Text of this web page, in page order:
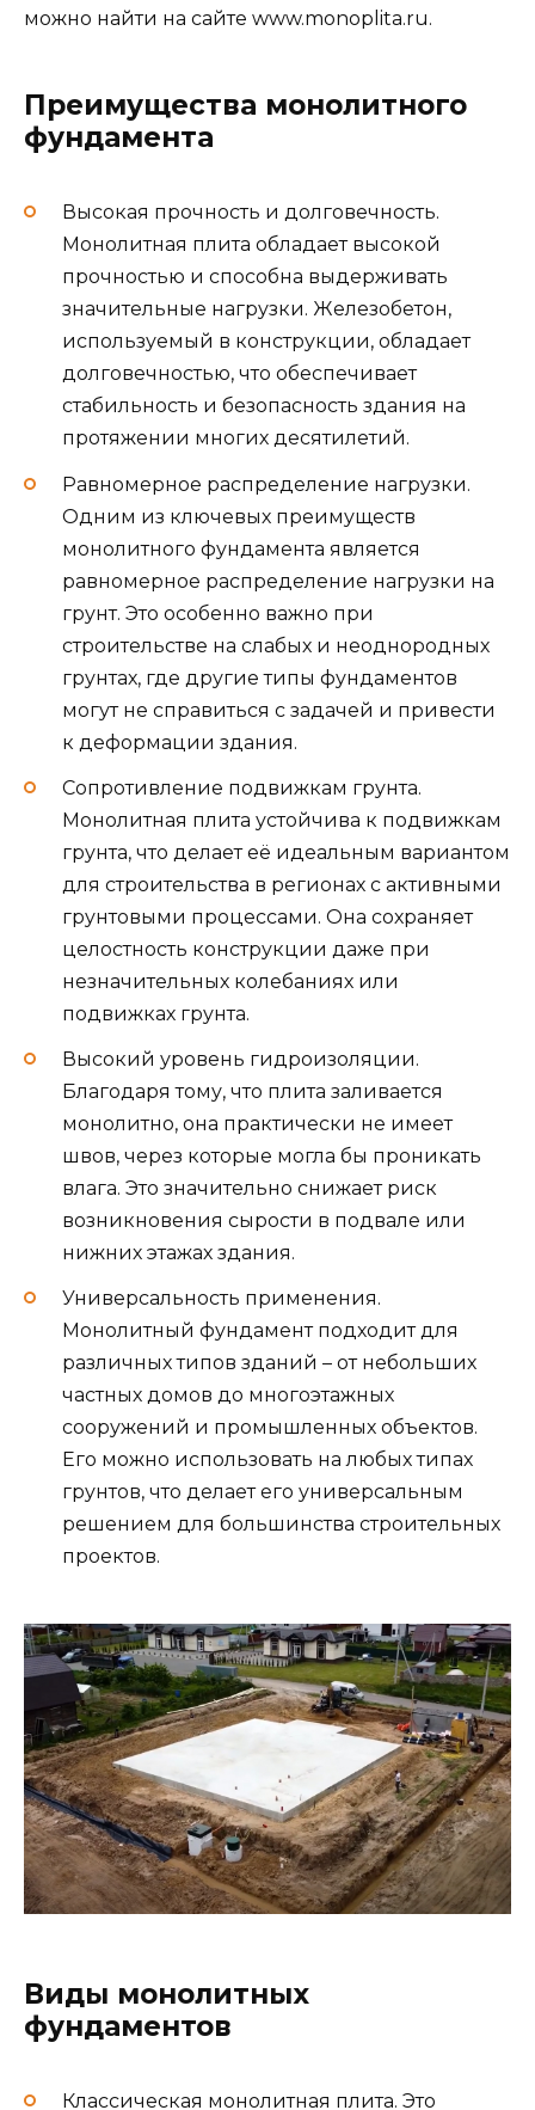
можно найти на сайте www.monoplita.ru.
Преимущества монолитного
фундамента
Высокая прочность и долговечность.
Монолитная плита обладает высокой
прочностью и способна выдерживать
значительные нагрузки. Железобетон,
используемый в конструкции, обладает
долговечностью, что обеспечивает
стабильность и безопасность здания на
протяжении многих десятилетий.
Равномерное распределение нагрузки.
Одним из ключевых преимуществ
монолитного фундамента является
равномерное распределение нагрузки на
грунт. Это особенно важно при
строительстве на слабых и неоднородных
грунтах, где другие типы фундаментов
могут не справиться с задачей и привести
к деформации здания.
Сопротивление подвижкам грунта.
Монолитная плита устойчива к подвижкам
грунта, что делает её идеальным вариантом
для строительства в регионах с активными
грунтовыми процессами. Она сохраняет
целостность конструкции даже при
незначительных колебаниях или
подвижках грунта.
Высокий уровень гидроизоляции.
Благодаря тому, что плита заливается
монолитно, она практически не имеет
швов, через которые могла бы проникать
влага. Это значительно снижает риск
возникновения сырости в подвале или
нижних этажах здания.
Универсальность применения.
Монолитный фундамент подходит для
различных типов зданий – от небольших
частных домов до многоэтажных
сооружений и промышленных объектов.
Его можно использовать на любых типах
грунтов, что делает его универсальным
решением для большинства строительных
проектов.
Виды монолитных
фундаментов
Классическая монолитная плита. Это